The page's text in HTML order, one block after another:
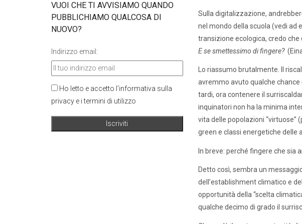
Sulla digitalizzazione,
nel mondo della scuola (vedi ad
transizione ecologica, credo
E se smettessimo di fingere?
Lo riassumo brutalmente. Il
avremmo avuto qualche
tardi, ora contenere il
inquinatori non ha la minima
vita delle popolazioni
green e classi energetiche delle
In breve: perché fingere che sia
Detto così, sembra un
dell’establishment climatico e
opportunità della “scelta
qualche decimo di grado il
VUOI CHE TI AVVISIAMO QUANDO
PUBBLICHIAMO QUALCOSA DI
NUOVO?
Indirizzo email:
Ho letto e accetto l'informativa sulla
privacy e i termini di utilizzo